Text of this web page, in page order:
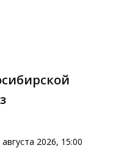
2026, 15:00